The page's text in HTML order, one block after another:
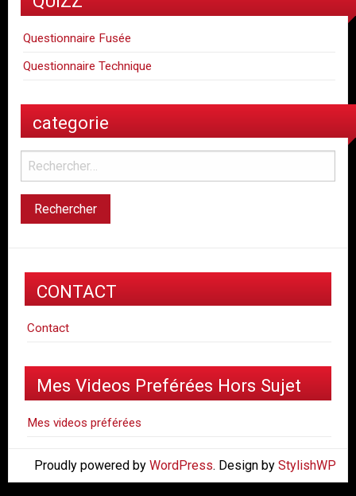
Questionnaire Fusée
Questionnaire Technique
categorie
CONTACT
Contact
Mes Videos Preférées Hors Sujet
Mes videos préférées
Proudly powered by WordPress. Design by StylishWP